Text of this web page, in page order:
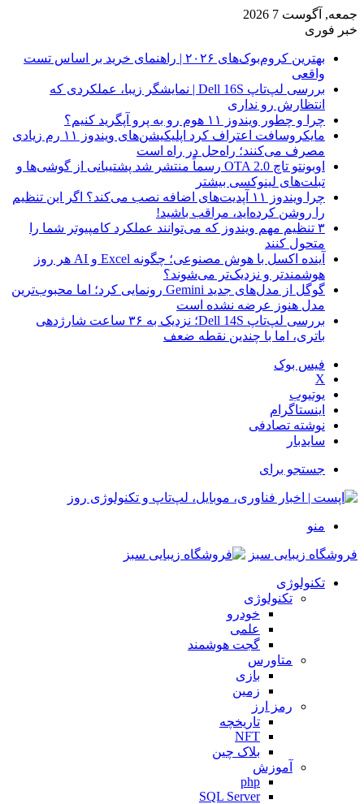
جمعه, آگوست 7 2026
خبر فوری
بهترین کروم‌بوک‌های ۲۰۲۶ | راهنمای خرید بر اساس تست
واقعی
بررسی لپ‌تاپ Dell 16S | نمایشگر زیبا، عملکردی که
انتظارش رو نداری
چرا و چطور ویندوز ۱۱ هوم رو به پرو آپگرید کنیم؟
مایکروسافت اعتراف کرد اپلیکیشن‌های ویندوز ۱۱ رم زیادی
مصرف می‌کنند؛ راه‌حل در راه است
اوبونتو تاچ OTA 2.0 رسماً منتشر شد پشتیبانی از گوشی‌ها و
تبلت‌های لینوکسی بیشتر
چرا ویندوز ۱۱ آپدیت‌های اضافه نصب می‌کند؟ اگر این تنظیم
را روشن کرده‌اید، مراقب باشید!
۳ تنظیم مهم ویندوز که می‌توانند عملکرد کامپیوتر شما را
متحول کنند
آینده اکسل با هوش مصنوعی؛ چگونه Excel و AI هر روز
هوشمندتر و نزدیک‌تر می‌شوند؟
گوگل از مدل‌های جدید Gemini رونمایی کرد؛ اما محبوب‌ترین
مدل هنوز عرضه نشده است
بررسی لپ‌تاپ Dell 14S؛ نزدیک به ۳۶ ساعت شارژدهی
باتری، اما با چندین نقطه ضعف
فیس بوک
X
یوتیوب
اینستاگرام
نوشته تصادفی
سایدبار
جستجو برای
منو
فروشگاه زیبایی سبز
تکنولوژی
تکنولوژی
خودرو
علمی
گجت هوشمند
متاورس
بازی
زمین
رمز ارز
تاریخچه
NFT
بلاک چین
آموزش
php
SQL Server